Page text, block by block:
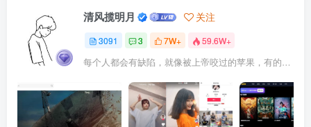
清风揽明月 关注
3091 3 7W+ 59.6W+
每个人都会有缺陷，就像被上帝咬过的苹果，有的人缺陷比较大，正是因为上帝特别喜欢他的芬芳